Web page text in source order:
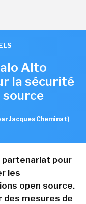
Alto
la sécurité
source
Jacques Cheminat) ,
pour
les
open source.
des mesures de